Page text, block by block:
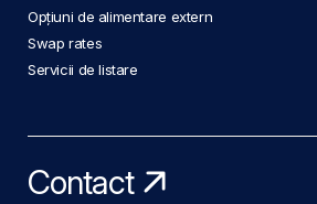
Opțiuni de alimentare extern
Swap rates
Servicii de listare
Contact